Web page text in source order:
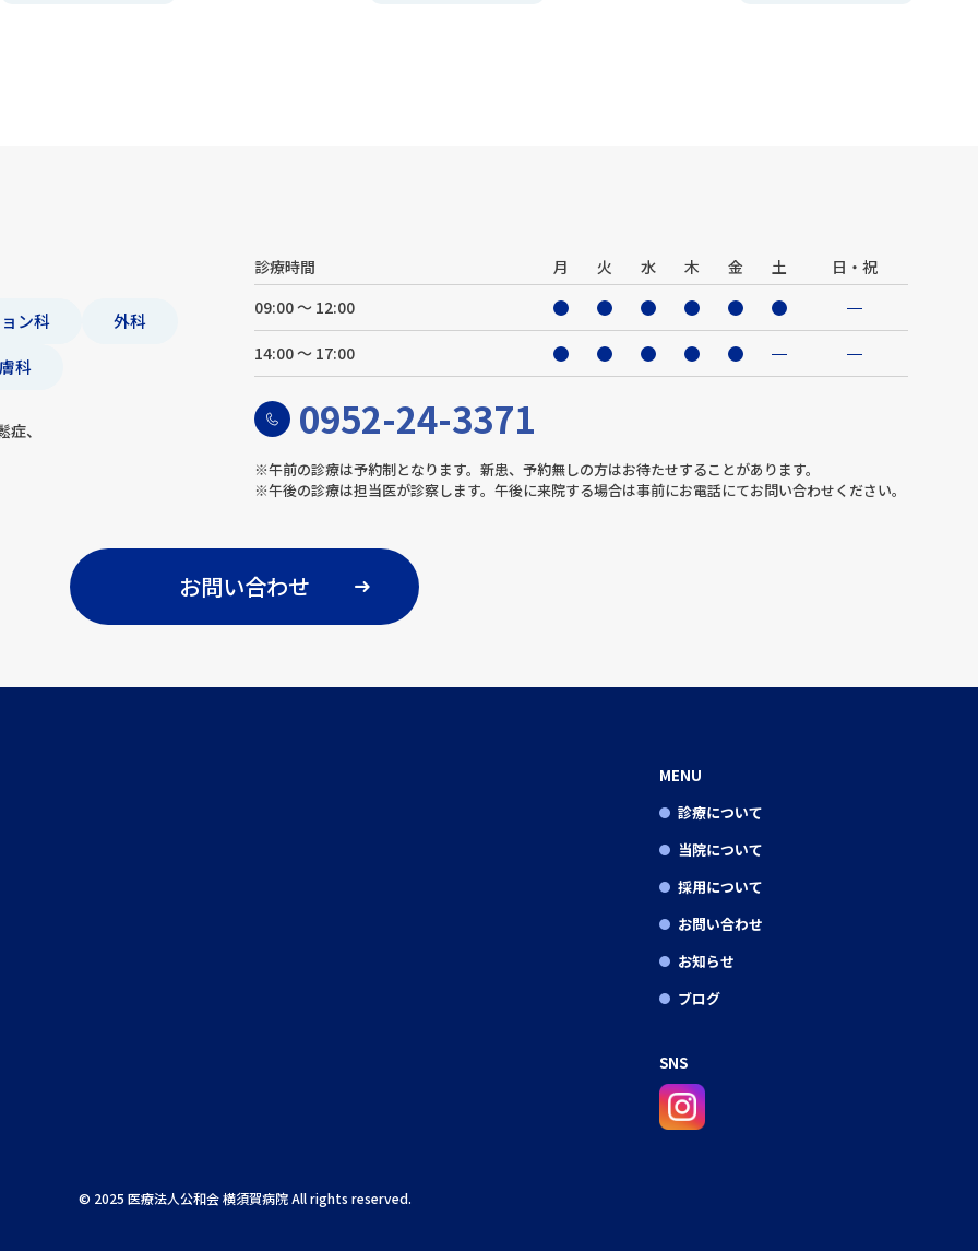
ン科
外科
科
、
診療時間 月 火 水 木 金 土
日・祝
09:00 ～ 12:00
14:00 ～ 17:00
0952-24-3371
※午前の診療は予約制となります。新患、予約無しの方はお待たせすることがあります。
※午後の診療は担当医が診察します。午後に来院する場合は事前にお電話にてお問い合わせください。
お問い合わせ
MENU
診療について
当院について
採用について
お問い合わせ
お知らせ
ブログ
SNS
© 2025 医療法人公和会 横須賀病院 All rights reserved.